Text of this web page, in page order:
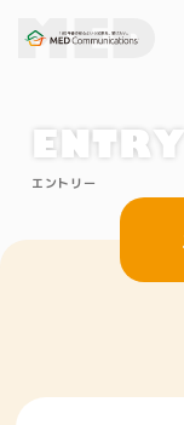
ENTRY
エントリー